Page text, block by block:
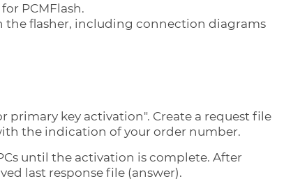
PCMFlash.
flasher, including connection diagrams
primary key activation". Create a request file
the indication of your order number.
until the activation is complete. After
last response file (answer).